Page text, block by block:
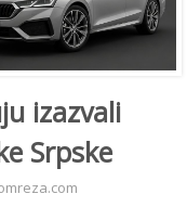
izazvali
Srpske